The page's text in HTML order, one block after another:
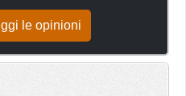
le opinioni